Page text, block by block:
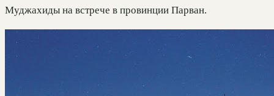
Муджахиды на встрече в провинции Парван.